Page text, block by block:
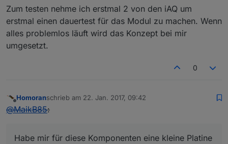
Zum testen nehme ich erstmal 2 von den iAQ um
erstmal einen dauertest für das Modul zu machen. Wenn
alles problemlos läuft wird das Konzept bei mir
umgesetzt.
0
Offline
Homoranschrieb am 22. Jan. 2017, 09:42
zuletzt editiert von
@MaikB85:
Habe mir für diese Komponenten eine kleine Platine